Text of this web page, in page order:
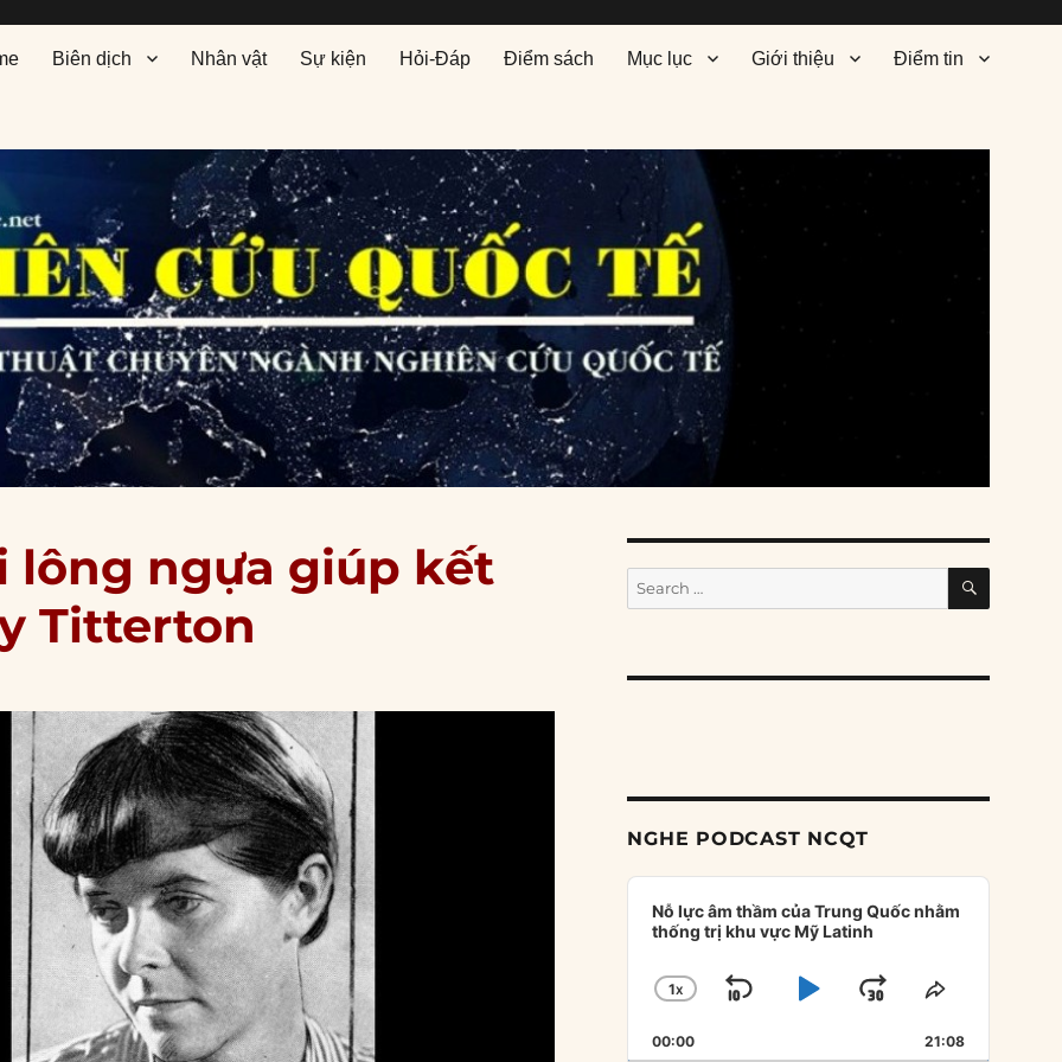
Biên dịch Nhân vật Sự kiện Hỏi-Đáp Điểm sách Mục lục Giới thiệu Điểm tin
lông ngựa giúp kết
Titterton
Search
for:
SEARCH
NGHE PODCAST NCQT
Audio
Player
Nỗ lực âm thầm của Trung Quốc nhằm
thống trị khu vực Mỹ Latinh
CHANGE
RATE
1X
SKIP
BACKWARD
PLAYJUMP
FORWARD
SHARE
EPISODE
00:00 21:08